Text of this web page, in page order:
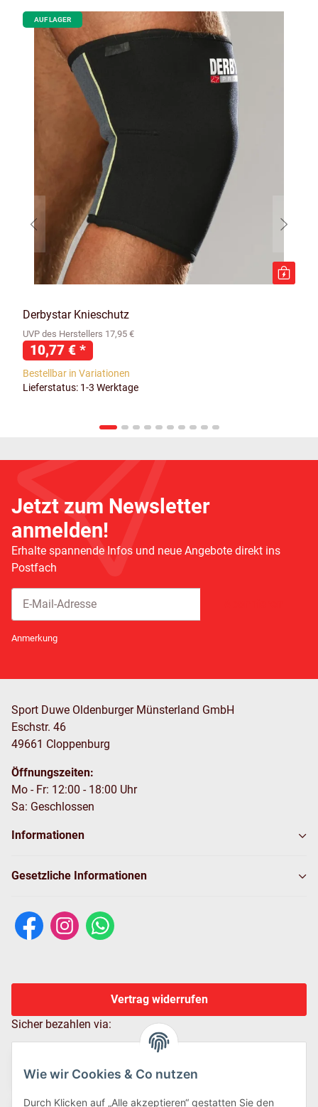
Wie wir Cookies & Co nutzen
Durch Klicken auf „Alle akzeptieren“ gestatten Sie den
AUF LAGER
Derbystar Knieschutz
UVP des Herstellers 17,95 €
10,77 € *
Bestellbar in Variationen
Lieferstatus: 1-3 Werktage
Jetzt zum Newsletter
anmelden!
Erhalte spannende Infos und neue Angebote direkt ins
Postfach
Anmerkung
Sport Duwe Oldenburger Münsterland GmbH
Eschstr. 46
49661 Cloppenburg
Öffnungszeiten:
Mo - Fr: 12:00 - 18:00 Uhr
Sa: Geschlossen
Informationen
Gesetzliche Informationen
Vertrag widerrufen
Sicher bezahlen via: